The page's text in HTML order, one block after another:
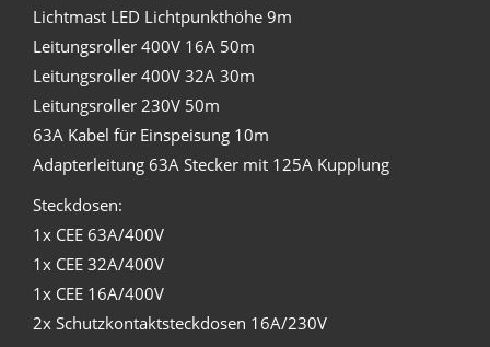
Lichtmast LED Lichtpunkthöhe 9m
Leitungsroller 400V 16A 50m
Leitungsroller 400V 32A 30m
Leitungsroller 230V 50m
63A Kabel für Einspeisung 10m
Adapterleitung 63A Stecker mit 125A Kupplung
Steckdosen:
1x CEE 63A/400V
1x CEE 32A/400V
1x CEE 16A/400V
2x Schutzkontaktsteckdosen 16A/230V